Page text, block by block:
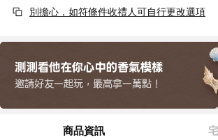
別擔心，如符條件收禮人可自行更改選項
商品資訊